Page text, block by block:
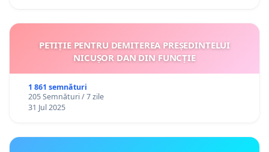
PETIȚIE PENTRU DEMITEREA PREȘEDINTELUI
NICUȘOR DAN DIN FUNCȚIE
1 861 semnături
205 Semnături / 7 zile
31 Jul 2025